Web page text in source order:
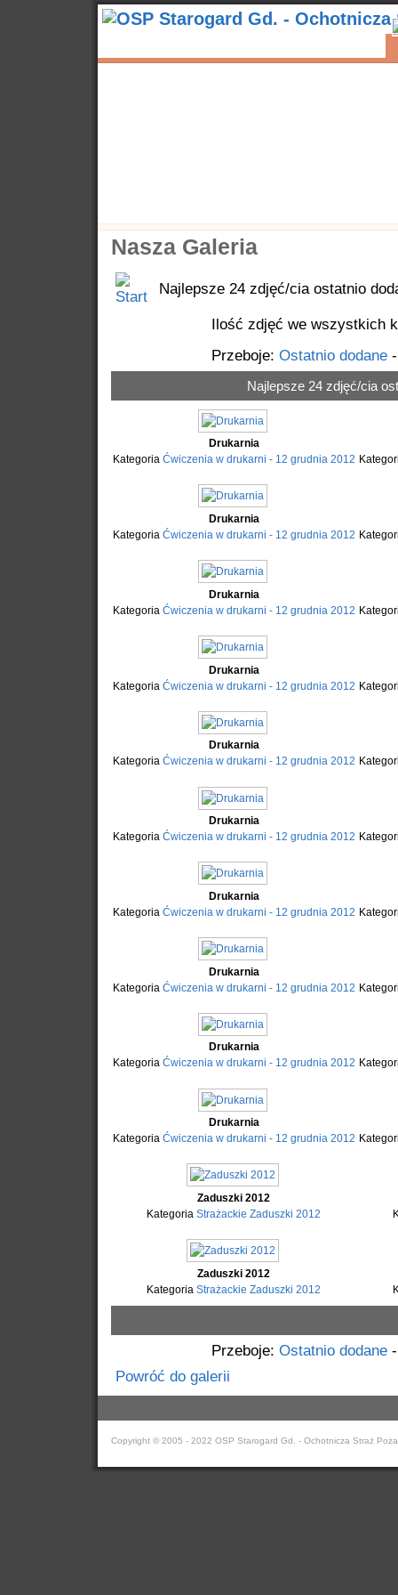
Nasza Galeria
Najlepsze 24 zdjęć/cia ostatnio
Ilość zdjęć we wszystkich
Przeboje: Ostatnio dodane
Najlepsze 24 zdjęć/cia
Drukarnia
Kategoria Ćwiczenia w drukarni - 12 grudnia 2012
Drukarnia
Kategoria Ćwiczenia w drukarni - 12 grudnia 2012
Drukarnia
Kategoria Ćwiczenia w drukarni - 12 grudnia 2012
Drukarnia
Kategoria Ćwiczenia w drukarni - 12 grudnia 2012
Drukarnia
Kategoria Ćwiczenia w drukarni - 12 grudnia 2012
Drukarnia
Kategoria Ćwiczenia w drukarni - 12 grudnia 2012
Drukarnia
Kategoria Ćwiczenia w drukarni - 12 grudnia 2012
Drukarnia
Kategoria Ćwiczenia w drukarni - 12 grudnia 2012
Drukarnia
Kategoria Ćwiczenia w drukarni - 12 grudnia 2012
Drukarnia
Kategoria Ćwiczenia w drukarni - 12 grudnia 2012
Zaduszki 2012
KategoriaStrażackie Zaduszki 2012
Zaduszki 2012
KategoriaStrażackie Zaduszki 2012
Przeboje: Ostatnio dodane
Powróć do galerii
Copyright © 2005 - 2022 OSP Starogard Gd. - Ochotnicza Straż